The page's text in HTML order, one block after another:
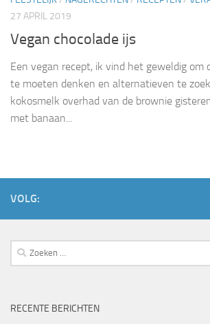
27 APRIL 2019
Vegan chocolade ijs
Een vegan recept, ik vind het geweldig om
te moeten denken en alternatieven te
kokosmelk overhad van de brownie
met banaan...
VOLG:
Zoeken
naar:
RECENTE BERICHTEN